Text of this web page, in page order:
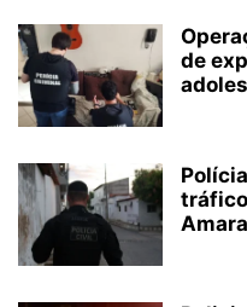
de
tráfico